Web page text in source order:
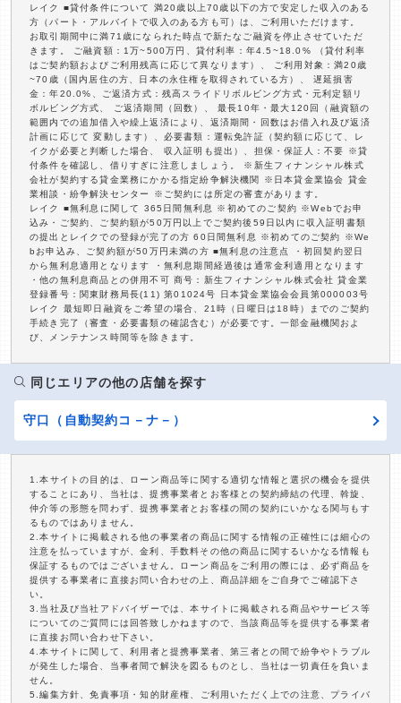
レイク ■貸付条件について 満20歳以上70歳以下の方で安定した収入のある
方（パート・アルバイトで収入のある方も可）は、ご利用いただけます。
お取引期間中に満71歳になられた時点で新たなご融資を停止させていただ
きます。 ご融資額：1万~500万円、貸付利率：年4.5~18.0% （貸付利率
はご契約額およびご利用残高に応じて異なります）、 ご利用対象：満20歳
~70歳（国内居住の方、日本の永住権を取得されている方）、 遅延損害
金：年20.0%、ご返済方式：残高スライドリボルビング方式・元利定額リ
ボルビング方式、 ご返済期間（回数）、 最長10年・最大120回（融資額の
範囲内での追加借入や繰上返済により、返済期間・回数はお借入れ及び返済
計画に応じて 変動します）、必要書類：運転免許証（契約額に応じて、レ
イクが必要と判断した場合、 収入証明も提出）、担保・保証人：不要 ※貸
付条件を確認し、借りすぎに注意しましょう。 ※新生フィナンシャル株式
会社が契約する貸金業務にかかる指定紛争解決機関 ※日本貸金業協会 貸金
業相談・紛争解決センター ※ご契約には所定の審査があります。
レイク ■無利息に関して 365日間無利息 ※初めてのご契約 ※Webでお申
込み・ご契約、ご契約額が50万円以上でご契約後59日以内に収入証明書類
の提出とレイクでの登録が完了の方 60日間無利息 ※初めてのご契約 ※We
bお申込み、ご契約額が50万円未満の方 ■無利息の注意点 ・初回契約翌日
から無利息適用となります ・無利息期間経過後は通常金利適用となります
・他の無利息商品との併用不可 商号：新生フィナンシャル株式会社 貸金業
登録番号：関東財務局長(11) 第01024号 日本貸金業協会会員第000003号
レイク 最短即日融資をご希望の場合、21時（日曜日は18時）までのご契約
手続き完了（審査・必要書類の確認含む）が必要です。一部金融機関およ
び、メンテナンス時間等を除きます。
同じエリアの他の店舗を探す
守口（自動契約コ－ナ－）
1.本サイトの目的は、ローン商品等に関する適切な情報と選択の機会を提供
することにあり、当社は、提携事業者とお客様との契約締結の代理、斡旋、
仲介等の形態を問わず、提携事業者とお客様の間の契約にいかなる関与もす
るものではありません。
2.本サイトに掲載される他の事業者の商品に関する情報の正確性には細心の
注意を払っていますが、金利、手数料その他の商品に関するいかなる情報も
保証するものではございません。ローン商品をご利用の際には、必ず商品を
提供する事業者に直接お問い合わせの上、商品詳細をご自身でご確認下さ
い。
3.当社及び当社アドバイザーでは、本サイトに掲載される商品やサービス等
についてのご質問には回答致しかねますので、当該商品等を提供する事業者
に直接お問い合わせ下さい。
4.本サイトに関して、利用者と提携事業者、第三者との間で紛争やトラブル
が発生した場合、当事者間で解決を図るものとし、当社は一切責任を負いま
せん。
5.編集方針、免責事項・知的財産権、ご利用いただく上での注意、プライバ